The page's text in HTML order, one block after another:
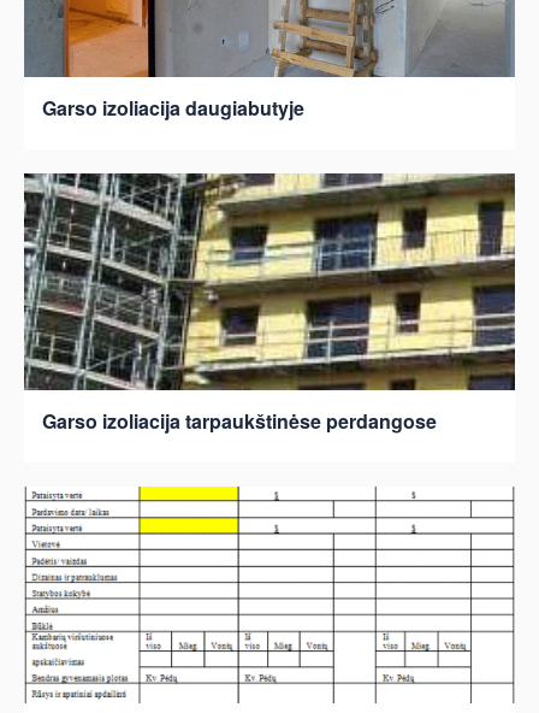
Garso izoliacija daugiabutyje
Garso izoliacija tarpaukštinėse perdangose